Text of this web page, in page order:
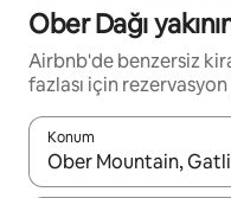
Ober Dağı
Airbnb'de benzersiz
fazlası için rezervasyon
Konum
Sonuçlar kullanılabilir